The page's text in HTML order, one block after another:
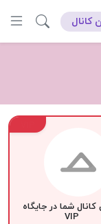
کانال
کانال شما در جایگاه
VIP